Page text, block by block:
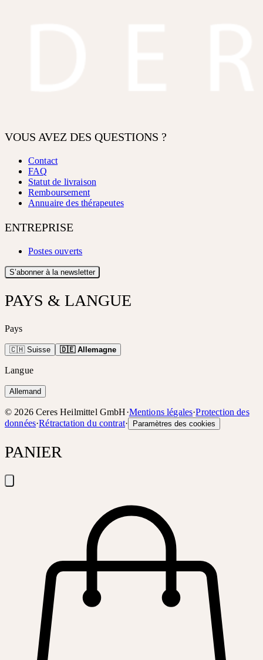
VOUS AVEZ DES QUESTIONS ?
Contact
FAQ
Statut de livraison
Remboursement
Annuaire des thérapeutes
ENTREPRISE
Postes ouverts
S’abonner à la newsletter
PAYS & LANGUE
Pays
🇨🇭 Suisse 🇩🇪 Allemagne
Langue
Allemand
© 2026 Ceres Heilmittel GmbH·Mentions légales·Protection des
données·Rétractation du contrat· Paramètres des cookies
PANIER